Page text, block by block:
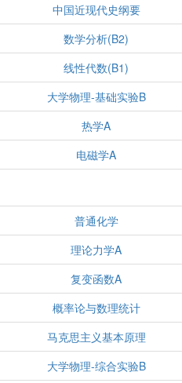
中国近现代史纲要
数学分析(B2)
线性代数(B1)
大学物理-基础实验B
热学A
电磁学A
普通化学
理论力学A
复变函数A
概率论与数理统计
马克思主义基本原理
大学物理-综合实验B